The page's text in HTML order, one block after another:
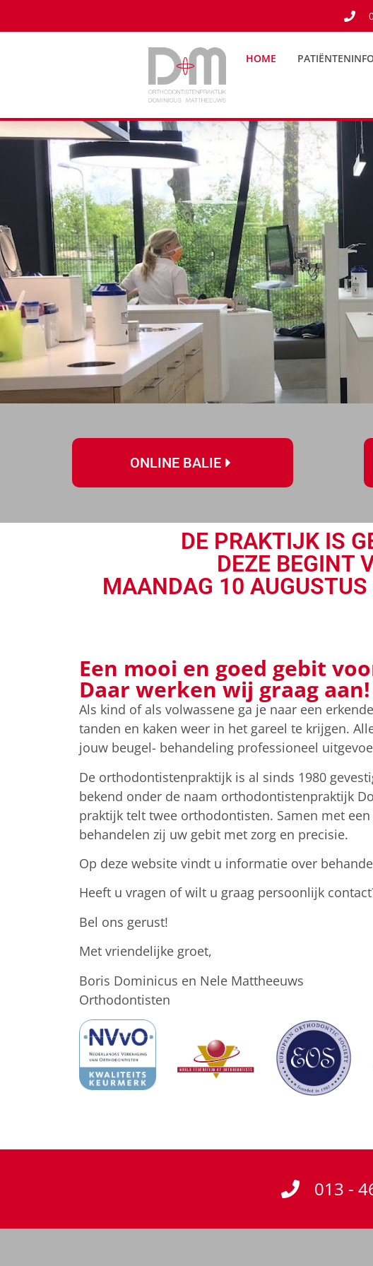
HOME
ONLINE BALIE
DE PRAKTIJK IS
DEZE BEGINT
MAANDAG 10
Een mooi en goed gebit
Daar werken wij graag aan!
Als kind of als volwassene ga je naar een
tanden en kaken weer in het gareel te krijgen.
jouw beugel- behandeling professioneel
De orthodontistenpraktijk is al sinds 1980
bekend onder de naam orthodontistenpraktijk
praktijk telt twee orthodontisten. Samen met
behandelen zij uw gebit met zorg en precisie.
Op deze website vindt u informatie over
Heeft u vragen of wilt u graag persoonlijk
Bel ons gerust!
Met vriendelijke groet,
Boris Dominicus en Nele Mattheeuws
Orthodontisten
013 -